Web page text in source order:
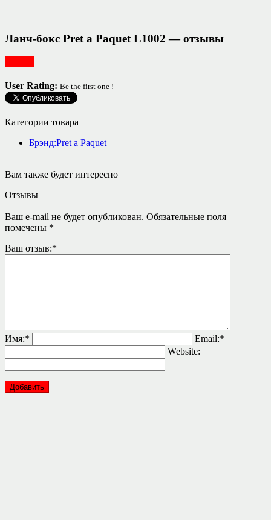
Ланч-бокс Pret a Paquet L1002 — отзывы
User Rating: Be the first one !
Категории товара
Брэнд:Pret a Paquet
Вам также будет интересно
Отзывы
Ваш e-mail не будет опубликован. Обязательные поля
помечены *
Ваш отзыв:*
Имя:* Email:*
Website: